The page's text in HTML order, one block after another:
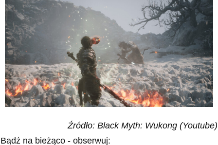
Źródło: Black Myth: Wukong (Youtube)
Bądź na bieżąco - obserwuj: